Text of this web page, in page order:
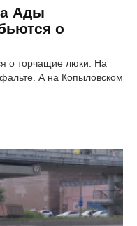
Ады
о
о торчащие люки. На
А на Копыловском